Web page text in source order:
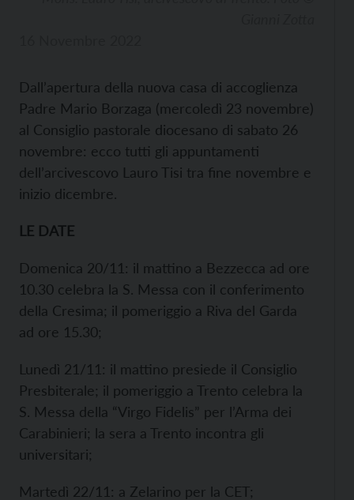
Dall’apertura della nuova casa di accoglienza
Padre Mario Borzaga (mercoledì 23 novembre)
al Consiglio pastorale diocesano di sabato 26
novembre: ecco tutti gli appuntamenti
dell’arcivescovo Lauro Tisi tra fine novembre e
inizio dicembre.
LE DATE
Domenica 20/11: il mattino a Bezzecca ad ore
10.30 celebra la S. Messa con il conferimento
della Cresima; il pomeriggio a Riva del Garda
ad ore 15.30;
Lunedì 21/11: il mattino presiede il Consiglio
Presbiterale; il pomeriggio a Trento celebra la
S. Messa della “Virgo Fidelis” per l’Arma dei
Carabinieri; la sera a Trento incontra gli
universitari;
Martedì 22/11: a Zelarino per la CET;